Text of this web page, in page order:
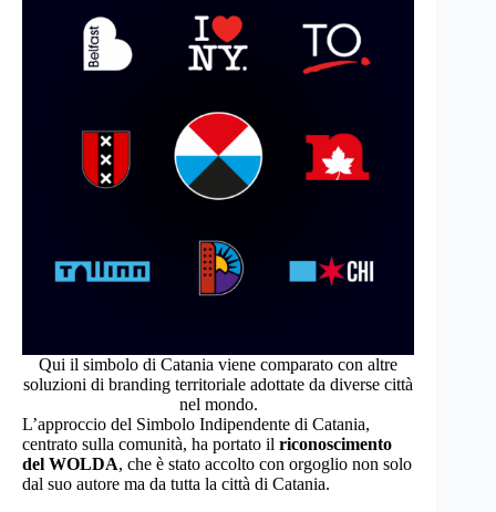
Qui il simbolo di Catania viene comparato con altre
soluzioni di branding territoriale adottate da diverse città
nel mondo.
L’approccio del Simbolo Indipendente di Catania,
centrato sulla comunità, ha portato il riconoscimento
del WOLDA, che è stato accolto con orgoglio non solo
dal suo autore ma da tutta la città di Catania.